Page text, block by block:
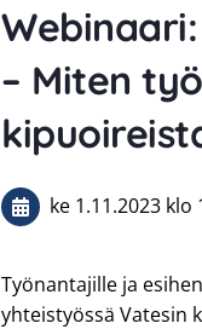
– Miten
ke 1.11.2023 klo
Työnantajille ja
yhteistyössä Vatesin